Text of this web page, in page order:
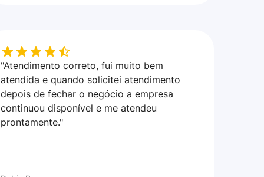
"Atendimento correto, fui muito bem
atendida e quando solicitei atendimento
depois de fechar o negócio a empresa
continuou disponível e me atendeu
prontamente."